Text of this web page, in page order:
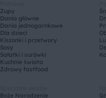
Zupy
Dania główne
Dania jednogarnkowe
Dla dzieci
Kiszonki i przetwory
Sosy
Sałatki i surówki
Kuchnie świata
Zdrowy fastfood
Boże Narodzenie